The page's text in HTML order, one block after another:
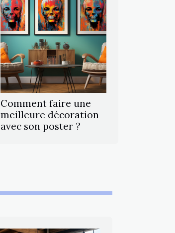
Comment faire une
meilleure décoration
avec son poster ?